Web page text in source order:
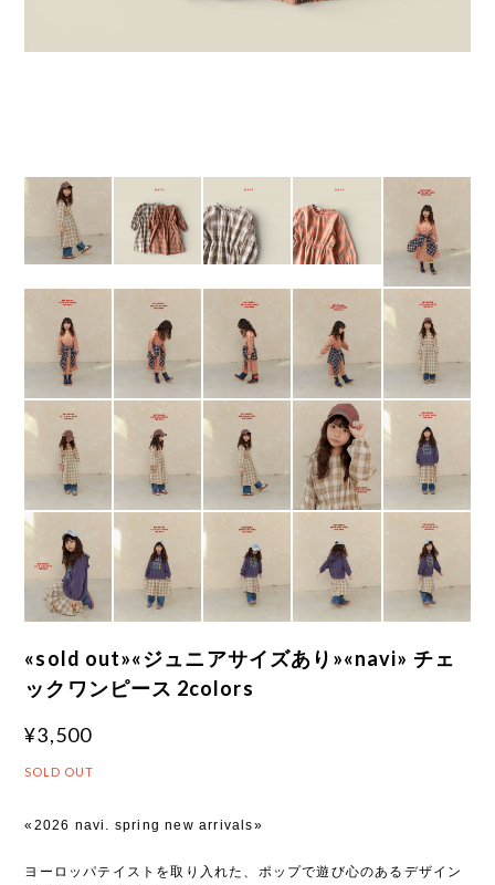
«sold out»«ジュニアサイズあり»«navi» チェ
ックワンピース 2colors
¥3,500
SOLD OUT
«2026 navi. spring new arrivals»
ヨーロッパテイストを取り入れた、ポップで遊び心のあるデザイン